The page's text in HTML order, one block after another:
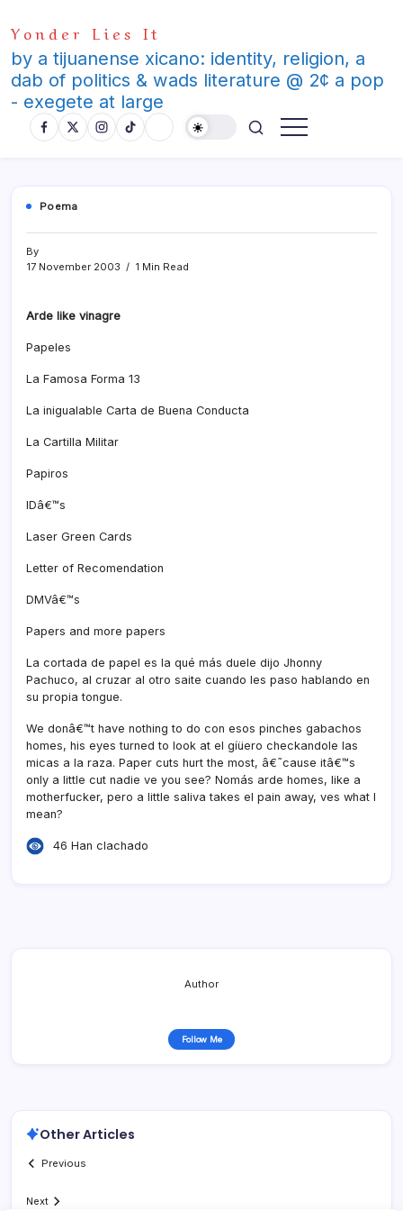
to
content
Yonder Lies It
by a tijuanense xicano: identity, religion, a
dab of politics & wads literature @ 2¢ a pop
- exegete at large
Poema
By
17 November 2003
1 Min Read
Arde like vinagre
Papeles
La Famosa Forma 13
La inigualable Carta de Buena Conducta
La Cartilla Militar
Papiros
IDâ€™s
Laser Green Cards
Letter of Recomendation
DMVâ€™s
Papers and more papers
La cortada de papel es la qué más duele dijo Jhonny
Pachuco, al cruzar al otro saite cuando les paso hablando en
su propia tongue.
We donâ€™t have nothing to do con esos pinches gabachos
homes, his eyes turned to look at el gíüero checkandole las
micas a la raza. Paper cuts hurt the most, â€˜cause itâ€™s
only a little cut nadie ve you see? Nomás arde homes, like a
motherfucker, pero a little saliva takes el pain away, ves what I
mean?
46 Han clachado
Author
Follow Me
Other Articles
Previous
Next